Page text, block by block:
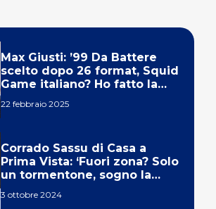
Max Giusti: ’99 Da Battere
scelto dopo 26 format, Squid
Game italiano? Ho fatto la
22 febbraio 2025
Corrado Sassu di Casa a
Prima Vista: ‘Fuori zona? Solo
un tormentone, sogno la
3 ottobre 2024